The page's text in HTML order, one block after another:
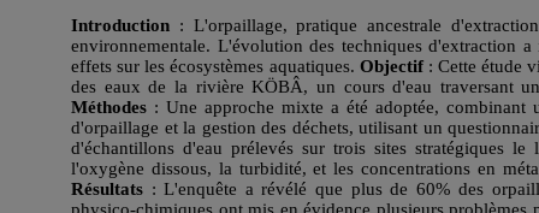
Introduction : L'orpaillage, pratique ancestrale
environnementale. L'évolution des techniques d'extraction
effets sur les écosystèmes aquatiques. Objectif: Cette étude
des eaux de la rivière KÖBÂ, un cours d'eau traversant
Méthodes : Une approche mixte a été adoptée, combinant
d'orpaillage et la gestion des déchets, utilisant un
d'échantillons d'eau prélevés sur trois sites stratégiques
l'oxygène dissous, la turbidité, et les concentrations en
Résultats : L'enquête a révélé que plus de 60% des
physico-chimiques ont mis en évidence plusieurs problèmes